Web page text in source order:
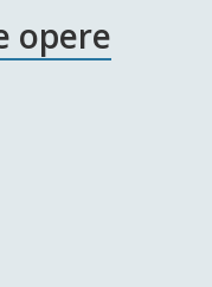
opere